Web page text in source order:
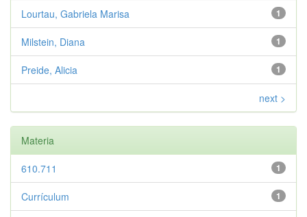
1
Lourtau, Gabriela Marisa
1
Milstein, Diana
1
Preide, Alicia
next >
Materia
1
610.711
1
Currículum